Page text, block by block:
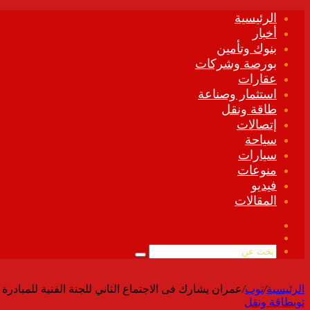
الرئيسية
أخبار
بنوك وتأمين
بورصة وشركات
عقارات
استثمار وصناعة
طاقة ونقل
إتصالات
سياحة
سيارات
منوعات
فيديو
المقالات
الموقع
بحث
الرئيسية/توب/عمران يشارك فى الاجتماع الثاني للجنة الفنية للمبادرة
توبطاقة ونقل